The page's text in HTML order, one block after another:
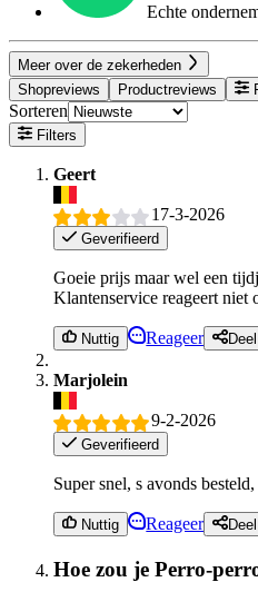
Echte
Meer over de zekerheden
Shopreviews
Productreviews
Sorteren
Filters
Geert
17-3-2026
Geverifieerd
Goeie prijs maar wel een
Klantenservice reageert niet
Nuttig Reageer Deel
Marjolein
9-2-2026
Geverifieerd
Super snel, s avonds
Nuttig Reageer Deel
Hoe zou je Perro-